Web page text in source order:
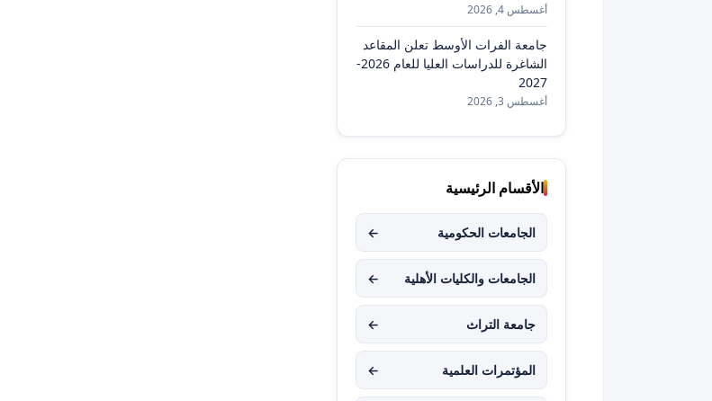
أغسطس 4, 2026
جامعة الفرات الأوسط تعلن المقاعد
الشاغرة للدراسات العليا للعام 2026-
2027
أغسطس 3, 2026
الأقسام الرئيسية
الجامعات الحكومية ←
الجامعات والكليات الأهلية ←
جامعة التراث ←
المؤتمرات العلمية ←